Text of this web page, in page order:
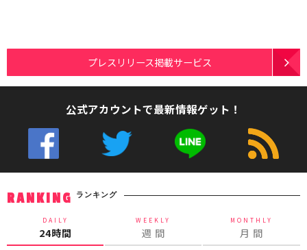
プレスリリース掲載サービス
公式アカウントで最新情報ゲット！
RANKING ランキング
DAILY
24時間
WEEKLY
週 間
MONTHLY
月 間